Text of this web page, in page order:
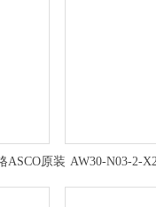
ASCO原装 AW30-N03-2-